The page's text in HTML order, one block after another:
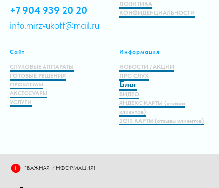
+7 904 939 20 20
info.mirzvukoff@mail.ru
ПОЛИТИКА
КОНФИДЕНЦИАЛЬНОСТИ
Сайт
СЛУХОВЫЕ АППАРАТЫ
ГОТОВЫЕ РЕШЕНИЯ
ПРОБЛЕМЫ
АКСЕССУАРЫ
УСЛУГИ
Информация
НОВОСТИ / АКЦИИ
ПРО СЛУХ
Блог
ВИДЕО
ЯНДЕКС КАРТЫ (отзывы
клиентов)
2GIS КАРТЫ (отзывы клиентов)
*ВАЖНАЯ ИНФОРМАЦИЯ!